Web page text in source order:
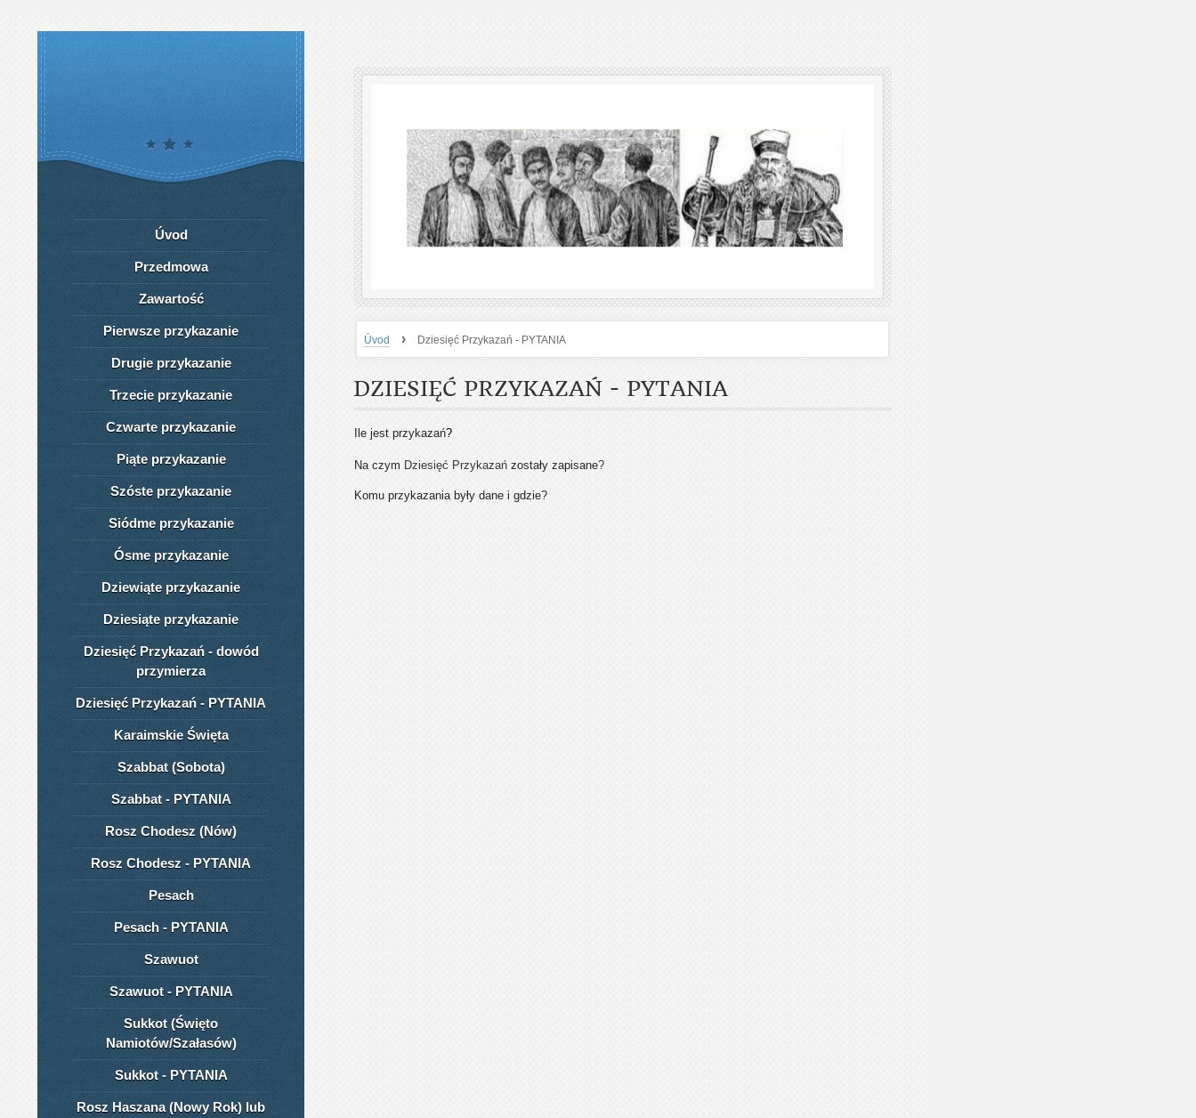
Úvod › Dziesięć Przykazań - PYTANIA
DZIESIĘĆ PRZYKAZAŃ - PYTANIA
Ile jest przykazań?
Na czym Dziesięć Przykazań zostały zapisane?
Komu przykazania były dane i gdzie?
Úvod
Przedmowa
Zawartość
Pierwsze przykazanie
Drugie przykazanie
Trzecie przykazanie
Czwarte przykazanie
Piąte przykazanie
Szóste przykazanie
Siódme przykazanie
Ósme przykazanie
Dziewiąte przykazanie
Dziesiąte przykazanie
Dziesięć Przykazań - dowód
przymierza
Dziesięć Przykazań - PYTANIA
Karaimskie Święta
Szabbat (Sobota)
Szabbat - PYTANIA
Rosz Chodesz (Nów)
Rosz Chodesz - PYTANIA
Pesach
Pesach - PYTANIA
Szawuot
Szawuot - PYTANIA
Sukkot (Święto
Namiotów/Szałasów)
Sukkot - PYTANIA
Rosz Haszana (Nowy Rok) lub